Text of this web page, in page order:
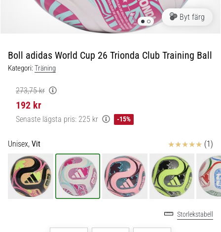
PUMA.
Var
del
varje
match,
och…
9. 6. 2025
•
3 min. läsning
Byt färg
Boll adidas World Cup 26 Trionda Club Training Ball
Kategori:Träning
273,75 kr
192 kr
Senaste lägsta pris: 225 kr -15%
Unisex, Vit Recensioner (1)
Storlekstabell